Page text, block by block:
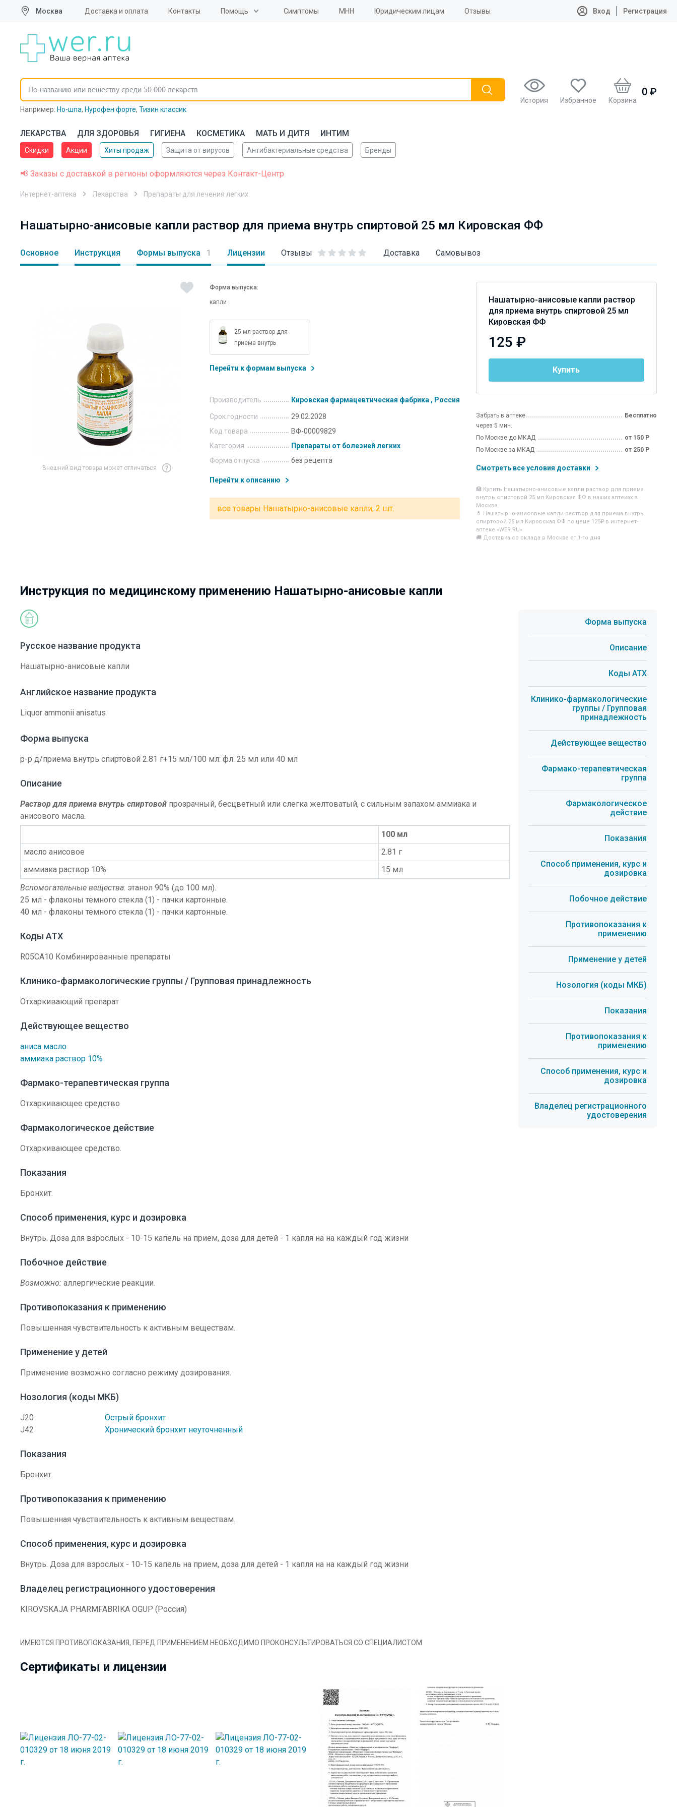
Москва Доставка и оплата Контакты Помощь Симптомы МНН Юридическим лицам Отзывы Вход Регистрация
История Избранное Корзина
0 ₽
Например: Но-шпа, Нурофен форте, Тизин классик
ЛЕКАРСТВА ДЛЯ ЗДОРОВЬЯ ГИГИЕНА КОСМЕТИКА МАТЬ И ДИТЯ ИНТИМ
Скидки Акции Хиты продаж Защита от вирусов Антибактериальные средства Бренды
📢 Заказы с доставкой в регионы оформляются через Контакт-Центр
Интернет-аптека Лекарства Препараты для лечения легких
Нашатырно-анисовые капли раствор для приема внутрь спиртовой 25 мл Кировская ФФ
Основное Инструкция Формы выпуска 1 Лицензии Отзывы Доставка Самовывоз
Внешний вид товара может отличаться
Нашатырно-анисовые капли раствор
для приема внутрь спиртовой 25 мл
Кировская ФФ
125 ₽
Купить
Забрать в аптеке
через 5 мин.
Бесплатно
По Москве до МКАД
от 150 Р
По Москве за МКАД
от 250 Р
Смотреть все условия доставки
🏥 Купить Нашатырно-анисовые капли раствор для приема
внутрь спиртовой 25 мл Кировская ФФ в наших аптеках в
Москва
💊 Нашатырно-анисовые капли раствор для приема внутрь
спиртовой 25 мл Кировская ФФ по цене 125₽ в интернет-
аптеке «WER.RU»
🚚 Доставка со склада в Москва от 1-го дня
Форма выпуска:
капли
25 мл раствор для
приема внутрь
Перейти к формам выпуска
Производитель Кировская фармацевтическая фабрика , Россия
Срок годности
29.02.2028
Код товара
ВФ-00009829
Категория
Препараты от болезней легких
Форма отпуска
без рецепта
Перейти к описанию
все товары Нашатырно-анисовые капли, 2 шт.
Инструкция по медицинскому применению Нашатырно-анисовые капли
Форма выпуска
Описание
Коды АТХ
Клинико-фармакологические
группы / Групповая
принадлежность
Действующее вещество
Фармако-терапевтическая
группа
Фармакологическое
действие
Показания
Способ применения, курс и
дозировка
Побочное действие
Противопоказания к
применению
Применение у детей
Нозология (коды МКБ)
Показания
Противопоказания к
применению
Способ применения, курс и
дозировка
Владелец регистрационного
удостоверения
Русское название продукта
Нашатырно-анисовые капли
Английское название продукта
Liquor ammonii anisatus
Форма выпуска
р-р д/приема внутрь спиртовой 2.81 г+15 мл/100 мл: фл. 25 мл или 40 мл
Описание
Раствор для приема внутрь спиртовой прозрачный, бесцветный или слегка желтоватый, с сильным запахом аммиака и
анисового масла.
100 мл
масло анисовое
2.81 г
аммиака раствор 10%
15 мл
Вспомогательные вещества: этанол 90% (до 100 мл).
25 мл - флаконы темного стекла (1) - пачки картонные.
40 мл - флаконы темного стекла (1) - пачки картонные.
Коды АТХ
R05CA10 Комбинированные препараты
Клинико-фармакологические группы / Групповая принадлежность
Отхаркивающий препарат
Действующее вещество
аниса масло
аммиака раствор 10%
Фармако-терапевтическая группа
Отхаркивающее средство
Фармакологическое действие
Отхаркивающее средство.
Показания
Бронхит.
Способ применения, курс и дозировка
Внутрь. Доза для взрослых - 10-15 капель на прием, доза для детей - 1 капля на на каждый год жизни
Побочное действие
Возможно: аллергические реакции.
Противопоказания к применению
Повышенная чувствительность к активным веществам.
Применение у детей
Применение возможно согласно режиму дозирования.
Нозология (коды МКБ)
J20
Острый бронхит
J42
Хронический бронхит неуточненный
Показания
Бронхит.
Противопоказания к применению
Повышенная чувствительность к активным веществам.
Способ применения, курс и дозировка
Внутрь. Доза для взрослых - 10-15 капель на прием, доза для детей - 1 капля на на каждый год жизни
Владелец регистрационного удостоверения
KIROVSKAJA PHARMFABRIKA OGUP (Россия)
ИМЕЮТСЯ ПРОТИВОПОКАЗАНИЯ, ПЕРЕД ПРИМЕНЕНИЕМ НЕОБХОДИМО ПРОКОНСУЛЬТИРОВАТЬСЯ СО СПЕЦИАЛИСТОМ
Сертификаты и лицензии